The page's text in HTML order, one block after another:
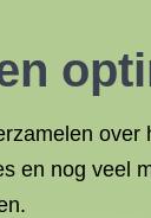
en nog veel